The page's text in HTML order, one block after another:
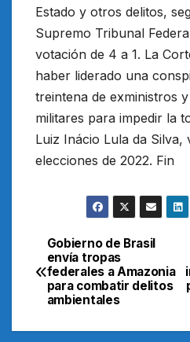
Estado y otros delitos,
Supremo Tribunal
votación de 4 a 1. La
haber liderado una
treintena de exministros
militares para impedir la
Luiz Inácio Lula da Silva,
elecciones de 2022. Fin
Navegación
de
Gobierno de Brasil
envía tropas
federales a Amazonia
para combatir delitos
ambientales